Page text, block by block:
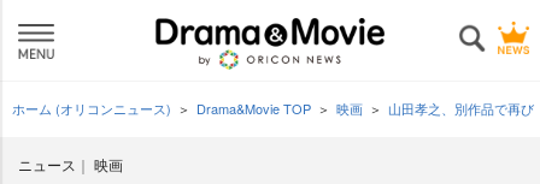
ホーム (オリコンニュース) Drama&Movie TOP 映画 山田孝之、別作品で再
ニュース 映画